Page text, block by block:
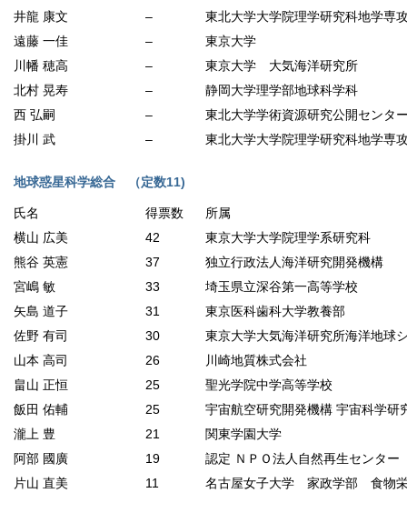
井龍 康文
–
東北大学大学院理学研究科地学専
遠藤 一佳
–
東京大学
川幡 穂高
–
東京大学 大気海洋研究所
北村 晃寿
–
静岡大学理学部地球科学科
西 弘嗣
–
東北大学学術資源研究公開センタ
掛川 武
– 東北大学大学院理学研究科地学専
地球惑星科学総合 （定数11)
氏名 得票数
所属
横山 広美
42
東京大学大学院理学系研究科
熊谷 英憲
37
独立行政法人海洋研究開発機構
宮嶋 敏
33
埼玉県立深谷第一高等学校
矢島 道子
31
東京医科歯科大学教養部
佐野 有司
30
東京大学大気海洋研究所海洋地球
山本 高司
26
川崎地質株式会社
畠山 正恒
25
聖光学院中学高等学校
飯田 佑輔
25
宇宙航空研究開発機構 宇宙科学研
瀧上 豊
21
関東学園大学
阿部 國廣
19
認定 ＮＰＯ法人自然再生センター
片山 直美
11 名古屋女子大学 家政学部 食物